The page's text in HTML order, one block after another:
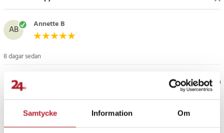
Samtycke Information Om
Med 10 borsthuvuden i förpackningen får du ett långvarigt förråd
för flera byten över tid.
- Produkttyp: Borsthuvuden till elektrisk tandborste
- Antal: 10 borsthuvuden
- Färg: Svart
- Borststrån: 16 graders vinklade borststrån
- Funktion: Färgskiftande borststrån som visar när borsthuvudet
AB Annette B
8 dagar sedan
Verified by Trustvoice